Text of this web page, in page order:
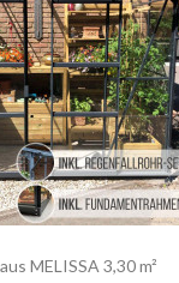
MELISSA 3,30 m²